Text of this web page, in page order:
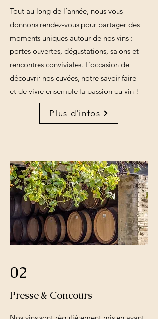
Tout au long de l’année, nous vous
donnons rendez-vous pour partager des
moments uniques autour de nos vins :
portes ouvertes, dégustations, salons et
rencontres conviviales. L’occasion de
découvrir nos cuvées, notre savoir-faire
et de vivre ensemble la passion du vin !
Plus d'infos
02
Presse & Concours